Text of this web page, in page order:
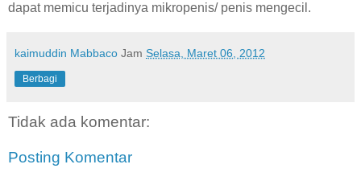
dapat memicu terjadinya mikropenis/ penis mengecil.
kaimuddin Mabbaco Jam Selasa, Maret 06, 2012
Berbagi
Tidak ada komentar:
Posting Komentar